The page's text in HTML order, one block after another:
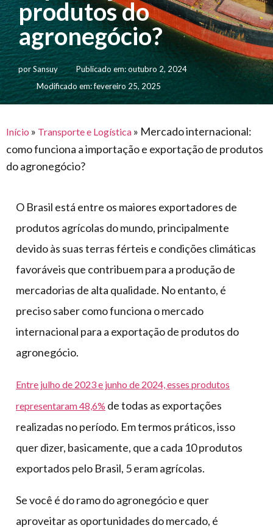
premiações
eventos
para
o
agronegócio
feira
toldos
offshore
construção
civil
piscinas
mercado
móveis,
calçados,
lonas
multiúso
e logística
armazenagem
lonas
vida
de
produtos do
agronegócio?
porSansuy Publicado em:outubro 2, 2024
Modificado em: fevereiro 25, 2025
Início » Transporte e Logística » Mercado internacional:
como funciona a importação e exportação de produtos
do agronegócio?
O Brasil está entre os maiores exportadores de
produtos agrícolas do mundo, principalmente
devido às suas terras férteis e condições climáticas
favoráveis que contribuem para a produção de
mercadorias de alta qualidade. No entanto, é
preciso saber como funciona o mercado
internacional para a exportação de produtos do
agronegócio.
Entre julho de 2023 e junho de 2024, esses produtos
representaram 48,6% de todas as exportações
realizadas no período. Em termos práticos, isso
quer dizer, basicamente, que a cada 10 produtos
exportados pelo Brasil, 5 eram agrícolas.
Se você é do ramo do agronegócio e quer
aproveitar as oportunidades do mercado, é